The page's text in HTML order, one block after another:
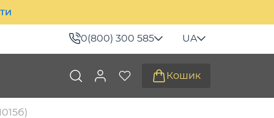
0(800) 300 585 UA
Кошик